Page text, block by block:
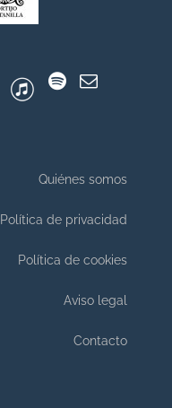
Quiénes somos
Política de privacidad
Política de cookies
Aviso legal
Contacto